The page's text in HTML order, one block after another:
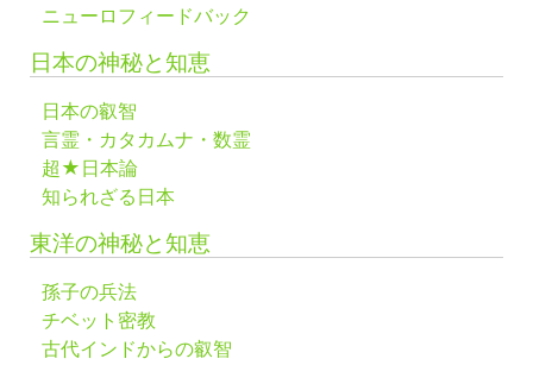
ニューロフィードバック
日本の神秘と知恵
日本の叡智
言霊・カタカムナ・数霊
超★日本論
知られざる日本
東洋の神秘と知恵
孫子の兵法
チベット密教
古代インドからの叡智